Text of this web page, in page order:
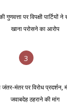
पर विपक्षी पार्टियों
खाना परोसने का आरोप
3
जंतर-मंतर पर विरोध प्रदर्शन,
जवाबदेह ठहराने की मांग